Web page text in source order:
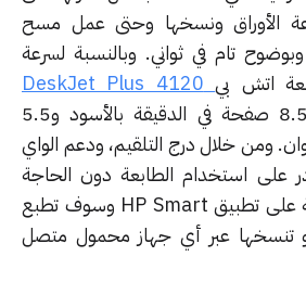
ونسخها وحتى عمل مسح
تام في ثواني. وبالنسبة لسرعة
بي
DeskJet Plus 4120
طباعة ما يصل إلى 8.5 صفحة في الدقيقة بالأسود و5.5
خلال درج التلقيم، ودعم الواي
الطابعة دون الحاجة
ليديك، بنقرات بسيطة على تطبيق HP Smart وسوف تطبع
عبر أي جهاز محمول متصل